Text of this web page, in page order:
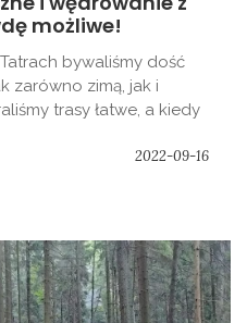
możliwe!
bywaliśmy dość
zarówno zimą, jak i
trasy łatwe, a kiedy
2022-09-16